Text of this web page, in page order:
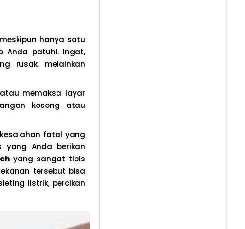
hanya satu
Anda patuhi. Ingat,
rusak, melainkan
memaksa layar
kosong atau
fatal yang
yang Anda berikan
yang sangat tipis
tersebut bisa
listrik, percikan